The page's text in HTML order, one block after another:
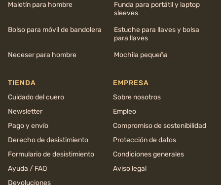
Maletín para hombre
Funda para portátil y laptop
sleeves
Bolso para móvil de bandolera
Estuche para llaves y bolsa
para llaves
Neceser para hombre
Mochila pequeña
TIENDA
Cuidado del cuero
Newsletter
Pago y envío
Derecho de desistimiento
Formulario de desistimiento
Ayuda / FAQ
Devoluciones
EMPRESA
Sobre nosotros
Empleo
Compromiso de sostenibilidad
Protección de datos
Condiciones generales
Aviso legal